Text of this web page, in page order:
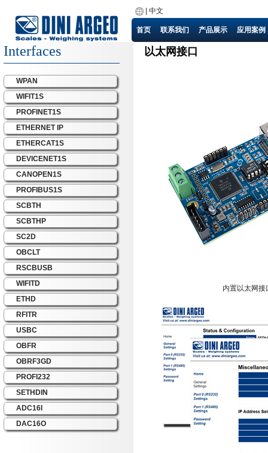
中文
首页 联系我们 产品展示 应用案例
Interfaces
WPAN
WIFIT1S
PROFINET1S
ETHERNET IP
ETHERCAT1S
DEVICENET1S
CANOPEN1S
PROFIBUS1S
SCBTH
SCBTHP
SC2D
OBCLT
RSCBUSB
WIFITD
ETHD
RFITR
USBC
OBFR
OBRF3GD
PROFI232
SETHDIN
ADC16I
DAC16O
以太网接口
内置以太网接